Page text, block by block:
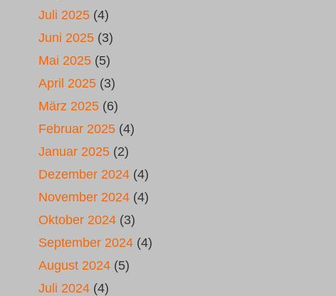
Juli 2025 (4)
Juni 2025 (3)
Mai 2025 (5)
April 2025 (3)
März 2025 (6)
Februar 2025 (4)
Januar 2025 (2)
Dezember 2024 (4)
November 2024 (4)
Oktober 2024 (3)
September 2024 (4)
August 2024 (5)
Juli 2024 (4)